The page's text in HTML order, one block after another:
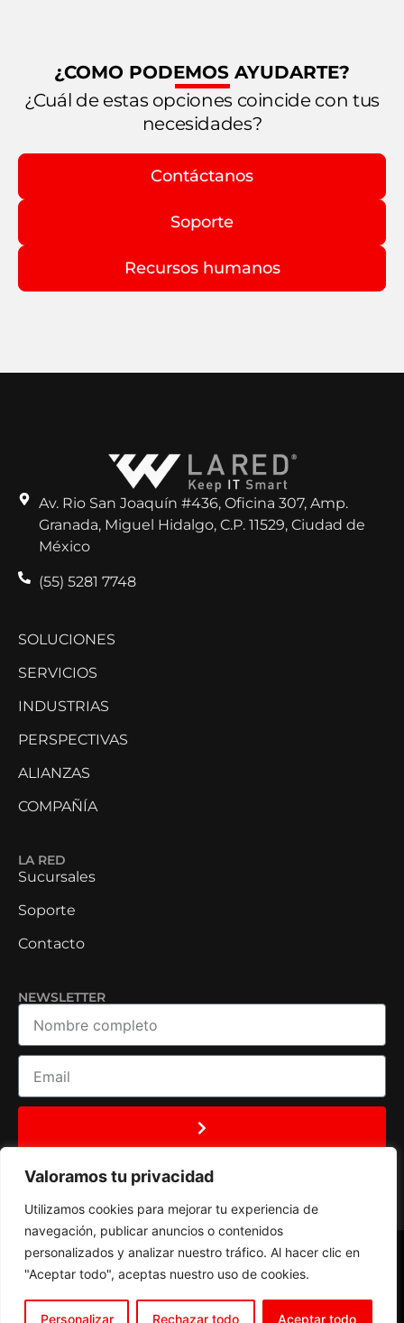
Valoramos tu privacidad
Utilizamos cookies para mejorar tu experiencia de
navegación, publicar anuncios o contenidos
personalizados y analizar nuestro tráfico. Al hacer clic en
"Aceptar todo", aceptas nuestro uso de cookies.
Personalizar Rechazar todo Aceptar todo
¿COMO PODEMOS AYUDARTE?
¿Cuál de estas opciones coincide con tus
necesidades?
Contáctanos
Soporte
Recursos humanos
Av. Rio San Joaquín #436, Oficina 307, Amp.
Granada, Miguel Hidalgo, C.P. 11529, Ciudad de
México
(55) 5281 7748
SOLUCIONES
SERVICIOS
INDUSTRIAS
PERSPECTIVAS
ALIANZAS
COMPAÑÍA
LA RED
Sucursales
Soporte
Contacto
NEWSLETTER
condiciones
privacidad